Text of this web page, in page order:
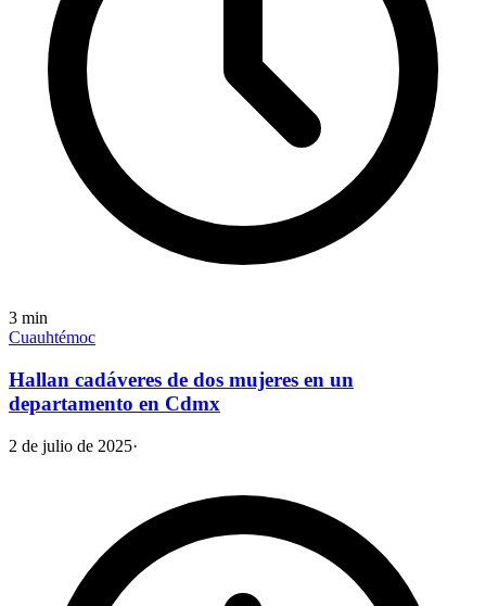
3 min
Cuauhtémoc
Hallan cadáveres de dos mujeres en un
departamento en Cdmx
2 de julio de 2025·